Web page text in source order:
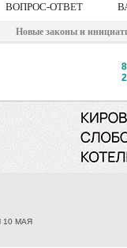
ВОПРОС-ОТВЕТ
Новые законы и
10 МАЯ